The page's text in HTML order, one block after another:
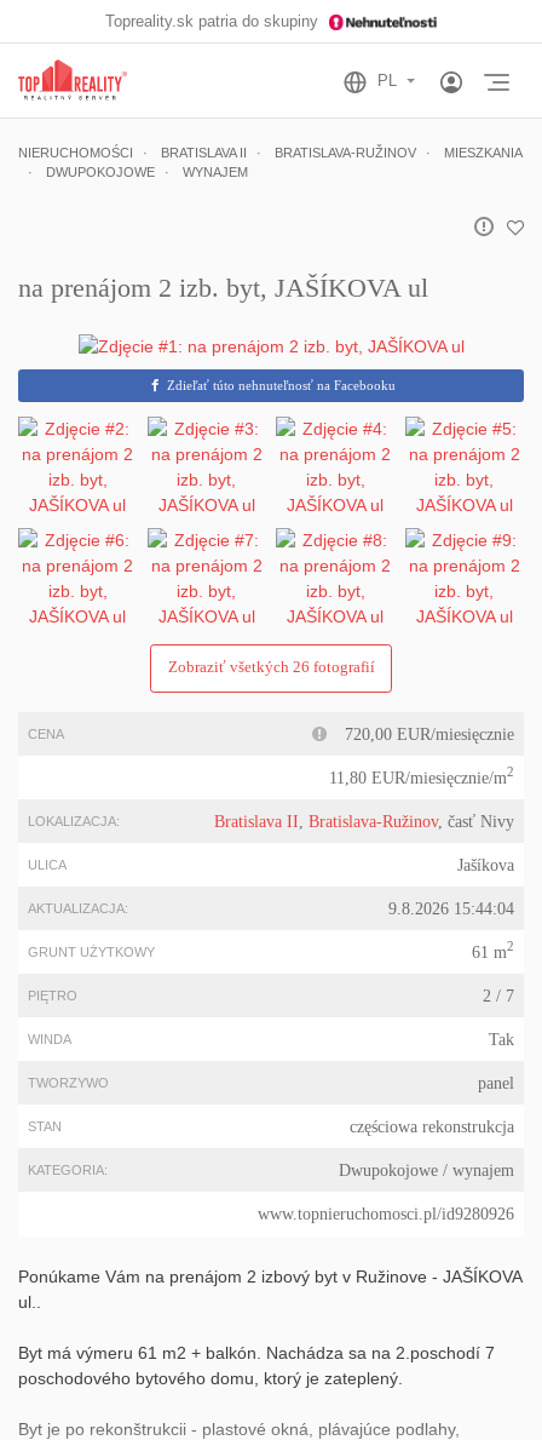
Topreality.sk patria do skupiny
NIERUCHOMOŚCI BRATISLAVA II BRATISLAVA-RUŽINOV
MIESZKANIA
DWUPOKOJOWE
WYNAJEM
na prenájom 2 izb. byt, JAŠÍKOVA ul
Zdieľať túto nehnuteľnosť na Facebooku
Zobraziť všetkých 26 fotografií
CENA 720,00 EUR/miesięcznie
11,80 EUR/miesięcznie/m2
LOKALIZACJA: Bratislava II Bratislava-Ružinov, časť Nivy
ULICA Jašíkova
AKTUALIZACJA: 9.8.2026 15:44:04
GRUNT UŻYTKOWY 61 m2
PIĘTRO 2 / 7
WINDA Tak
TWORZYWO panel
STAN częściowa rekonstrukcja
KATEGORIA: Dwupokojowe / wynajem
www.topnieruchomosci.pl/id9280926
Ponúkame Vám na prenájom 2 izbový byt v Ružinove - JAŠÍKOVA
ul..
Byt má výmeru 61 m2 + balkón. Nachádza sa na 2.poschodí 7
poschodového bytového domu, ktorý je zateplený.
Byt je po rekonštrukcii - plastové okná, plávajúce podlahy,